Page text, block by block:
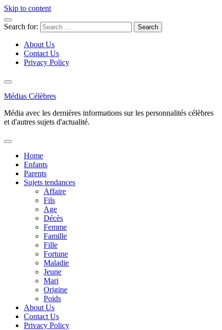
Skip to content
Search for:
About Us
Contact Us
Privacy Policy
Médias Célèbres
Média avec les dernières informations sur les personnalités célèbres
et d'autres sujets d'actualité.
Home
Enfants
Parents
Sujets tendances
Affaire
Fils
Age
Décès
Femme
Famille
Fille
Fortune
Maladie
Jeune
Mari
Origine
Poids
About Us
Contact Us
Privacy Policy